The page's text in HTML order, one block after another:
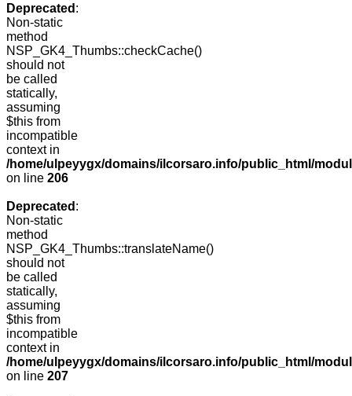
Deprecated :
Non-static
method
NSP_GK4_Thumbs::checkCache()
should not
be called
statically,
assuming
$this from
incompatible
context in
/home/ulpeyygx/domains/ilcorsaro.info/public_html/
on line 206
Deprecated :
Non-static
method
NSP_GK4_Thumbs::translateName()
should not
be called
statically,
assuming
$this from
incompatible
context in
/home/ulpeyygx/domains/ilcorsaro.info/public_html/
on line 207